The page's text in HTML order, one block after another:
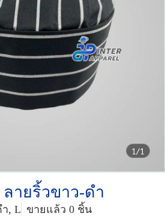
1/1
ายริ้วขาว-ดำ
, L ขายแล้ว 0 ชิ้น